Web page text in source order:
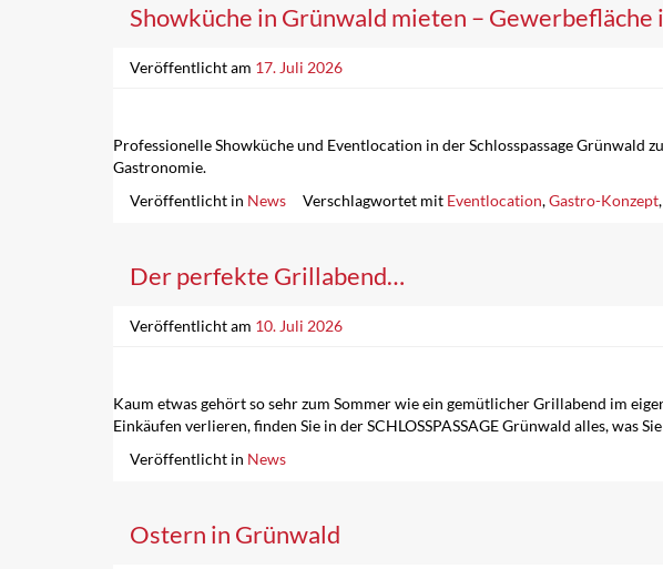
Showküche in Grünwald mieten – Gewerbefläche
Veröffentlicht am 17. Juli 2026
Professionelle Showküche und Eventlocation in der Schlosspassage
Gastronomie.
Veröffentlicht in News Verschlagwortet mit Eventlocation,Gastro-Konzept,
Der perfekte Grillabend…
Veröffentlicht am 10. Juli 2026
Kaum etwas gehört so sehr zum Sommer wie ein gemütlicher Grillabend im
Einkäufen verlieren, finden Sie in der SCHLOSSPASSAGE Grünwald alles,
Veröffentlicht in News
Ostern in Grünwald